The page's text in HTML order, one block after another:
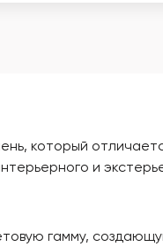
который
и
гамму,